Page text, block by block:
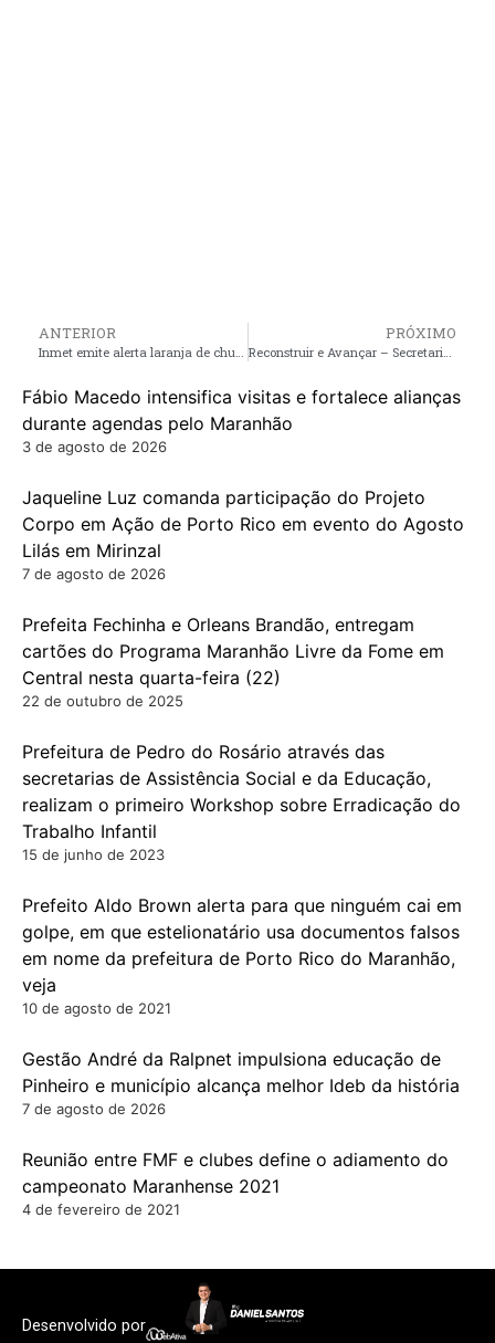
ANTERIOR
Inmet emite alerta laranja de chuvas intensas para 178 cidades do Maranhão nesta sexta-feira (7)
PRÓXIMO
Reconstruir e Avançar – Secretaria de Assistência e Desenvolvimento Social de Pinheiro, é contemplada com Van 0KM destinada pela senadora Ana Paula Lobato
Fábio Macedo intensifica visitas e fortalece alianças
durante agendas pelo Maranhão
3 de agosto de 2026
Jaqueline Luz comanda participação do Projeto
Corpo em Ação de Porto Rico em evento do Agosto
Lilás em Mirinzal
7 de agosto de 2026
Prefeita Fechinha e Orleans Brandão, entregam
cartões do Programa Maranhão Livre da Fome em
Central nesta quarta-feira (22)
22 de outubro de 2025
Prefeitura de Pedro do Rosário através das
secretarias de Assistência Social e da Educação,
realizam o primeiro Workshop sobre Erradicação do
Trabalho Infantil
15 de junho de 2023
Prefeito Aldo Brown alerta para que ninguém cai em
golpe, em que estelionatário usa documentos falsos
em nome da prefeitura de Porto Rico do Maranhão,
veja
10 de agosto de 2021
Gestão André da Ralpnet impulsiona educação de
Pinheiro e município alcança melhor Ideb da história
7 de agosto de 2026
Reunião entre FMF e clubes define o adiamento do
campeonato Maranhense 2021
4 de fevereiro de 2021
Desenvolvido por